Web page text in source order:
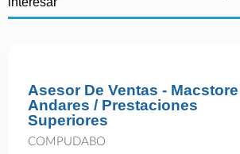
Asesor De Ventas - Macstore
Andares / Prestaciones
Superiores
COMPUDABO